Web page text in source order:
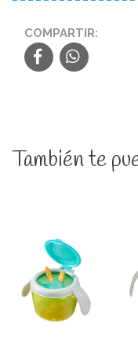
COMPARTIR:
También te